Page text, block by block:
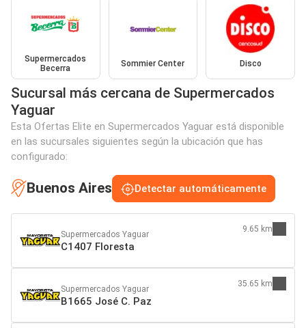
Supermercados
Becerra
Sommier Center Disco
Sucursal más cercana de Supermercados
Yaguar
Esta Ofertas Elite en Supermercados Yaguar está disponible
en las sucursales siguientes según la ubicación que has
configurado:
Buenos Aires Detectar automáticamente
Supermercados Yaguar
C1407 Floresta
9.65 km
Supermercados Yaguar
B1665 José C. Paz
35.65 km